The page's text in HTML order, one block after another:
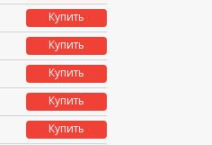
Купить
Купить
Купить
Купить
Купить